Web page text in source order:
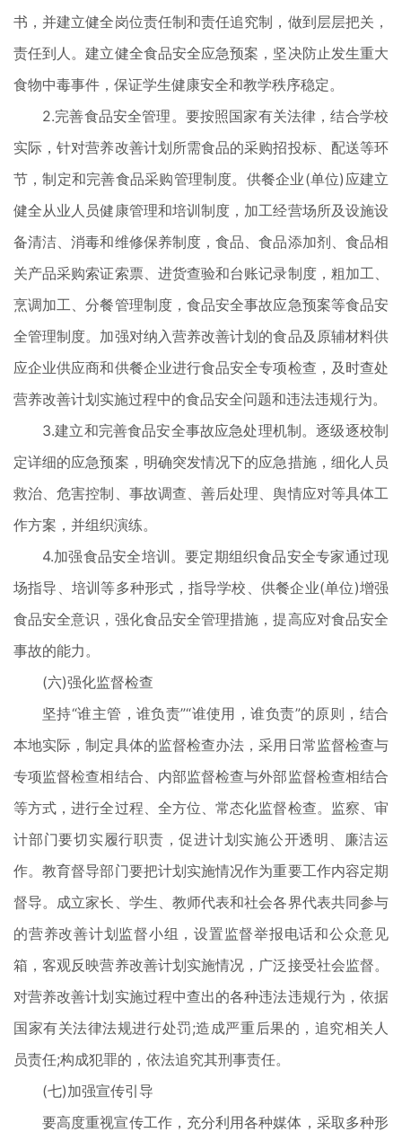
书，并建立健全岗位责任制和责任追究制，做到层层把关，
责任到人。建立健全食品安全应急预案，坚决防止发生重大
食物中毒事件，保证学生健康安全和教学秩序稳定。
2.完善食品安全管理。要按照国家有关法律，结合学校
实际，针对营养改善计划所需食品的采购招投标、配送等环
节，制定和完善食品采购管理制度。供餐企业(单位)应建立
健全从业人员健康管理和培训制度，加工经营场所及设施设
备清洁、消毒和维修保养制度，食品、食品添加剂、食品相
关产品采购索证索票、进货查验和台账记录制度，粗加工、
烹调加工、分餐管理制度，食品安全事故应急预案等食品安
全管理制度。加强对纳入营养改善计划的食品及原辅材料供
应企业供应商和供餐企业进行食品安全专项检查，及时查处
营养改善计划实施过程中的食品安全问题和违法违规行为。
3.建立和完善食品安全事故应急处理机制。逐级逐校制
定详细的应急预案，明确突发情况下的应急措施，细化人员
救治、危害控制、事故调查、善后处理、舆情应对等具体工
作方案，并组织演练。
4.加强食品安全培训。要定期组织食品安全专家通过现
场指导、培训等多种形式，指导学校、供餐企业(单位)增强
食品安全意识，强化食品安全管理措施，提高应对食品安全
事故的能力。
(六)强化监督检查
坚持“谁主管，谁负责”“谁使用，谁负责”的原则，结合
本地实际，制定具体的监督检查办法，采用日常监督检查与
专项监督检查相结合、内部监督检查与外部监督检查相结合
等方式，进行全过程、全方位、常态化监督检查。监察、审
计部门要切实履行职责，促进计划实施公开透明、廉洁运
作。教育督导部门要把计划实施情况作为重要工作内容定期
督导。成立家长、学生、教师代表和社会各界代表共同参与
的营养改善计划监督小组，设置监督举报电话和公众意见
箱，客观反映营养改善计划实施情况，广泛接受社会监督。
对营养改善计划实施过程中查出的各种违法违规行为，依据
国家有关法律法规进行处罚;造成严重后果的，追究相关人
员责任;构成犯罪的，依法追究其刑事责任。
(七)加强宣传引导
要高度重视宣传工作，充分利用各种媒体，采取多种形